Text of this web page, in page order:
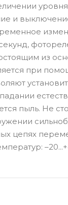
и
из
при
пыль. Не
цепях